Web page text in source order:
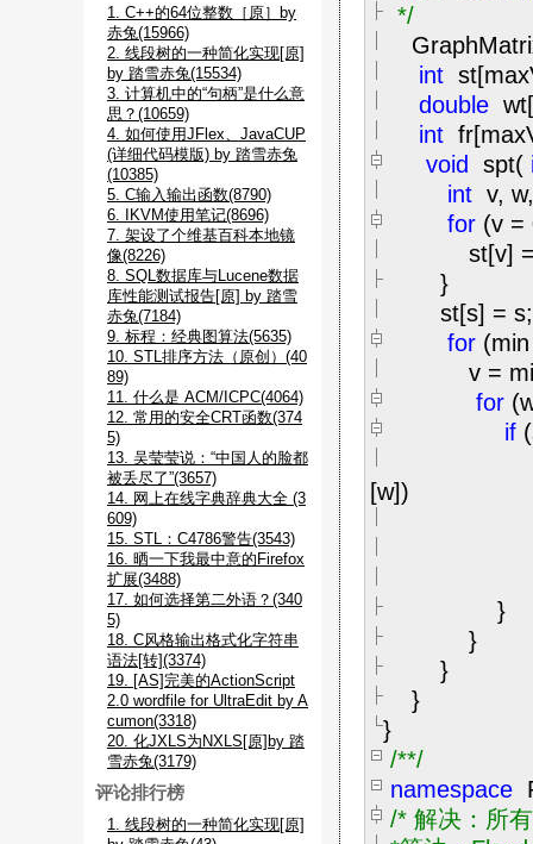
*/
int
double
int
void
spt(
int v,
for (v =
st[v]
}
st[s] =
for (min
v =
for
if
[w])
}
}
}
}
}
/**/
namespace
/* 解决：所
1. C++的64位整数［原］by
赤兔(15966)
2. 线段树的一种简化实现[原]
by 踏雪赤兔(15534)
3. 计算机中的“句柄”是什么意
思？(10659)
4. 如何使用JFlex、JavaCUP
(详细代码模版) by 踏雪赤兔
(10385)
5. C输入输出函数(8790)
6. IKVM使用笔记(8696)
7. 架设了个维基百科本地镜
像(8226)
8. SQL数据库与Lucene数据
库性能测试报告[原] by 踏雪
赤兔(7184)
9. 标程：经典图算法(5635)
10. STL排序方法（原创）(40
89)
11. 什么是 ACM/ICPC(4064)
12. 常用的安全CRT函数(374
5)
13. 吴莹莹说：“中国人的脸都
被丢尽了”(3657)
14. 网上在线字典辞典大全 (3
609)
15. STL：C4786警告(3543)
16. 晒一下我最中意的Firefox
扩展(3488)
17. 如何选择第二外语？(340
5)
18. C风格输出格式化字符串
语法[转](3374)
19. [AS]完美的ActionScript
2.0 wordfile for UltraEdit by A
cumon(3318)
20. 化JXLS为NXLS[原]by 踏
雪赤兔(3179)
评论排行榜
1. 线段树的一种简化实现[原]